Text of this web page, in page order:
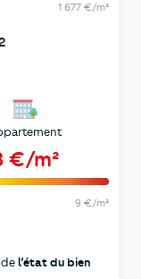
1 677 €/m²
€/m²
9 €/m²
l’état du bien